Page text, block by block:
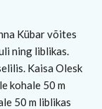
Kübar võites
ning liblikas.
Kaisa Olesk
kohale 50 m
50 m liblikas